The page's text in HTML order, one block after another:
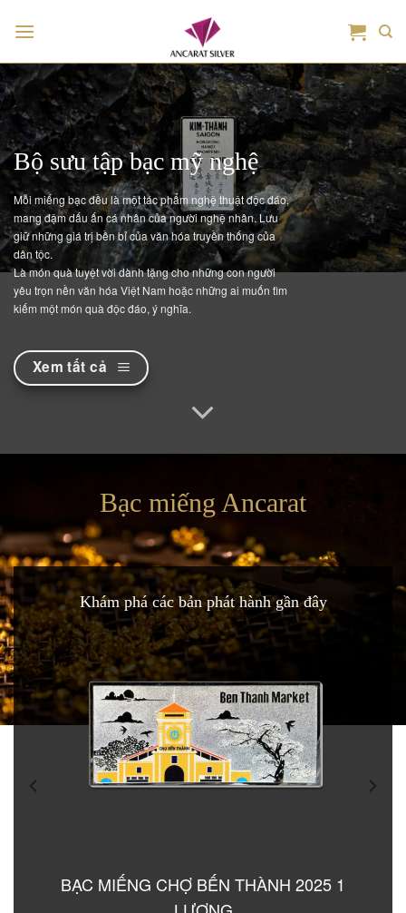
qua
dung
Bộ sưu tập bạc mỹ nghệ
Mỗi miếng bạc đều là một tác phẩm nghệ thuật độc đáo,
mang đậm dấu ấn cá nhân của người nghệ nhân. Lưu
giữ những giá trị bền bỉ của văn hóa truyền thống của
dân tộc.
Là món quà tuyệt vời dành tặng cho những con người
yêu trọn nền văn hóa Việt Nam hoặc những ai muốn tìm
kiếm một món quà độc đáo, ý nghĩa.
Xem tất cả
Bạc miếng Ancarat
Khám phá các bản phát hành gần đây
BẠC MIẾNG ANCARAT – HÀ NỘI